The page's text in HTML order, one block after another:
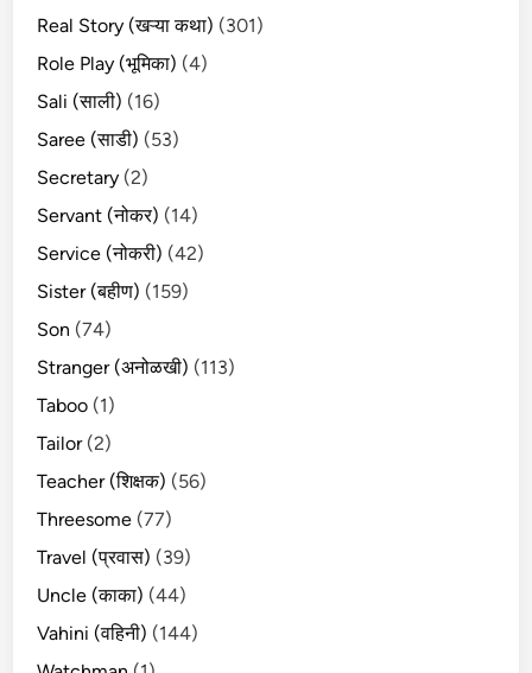
Real Story (खऱ्या कथा) (301)
Role Play (भूमिका) (4)
Sali (साली) (16)
Saree (साडी) (53)
Secretary (2)
Servant (नोकर) (14)
Service (नोकरी) (42)
Sister (बहीण) (159)
Son (74)
Stranger (अनोळखी) (113)
Taboo (1)
Tailor(2)
Teacher (शिक्षक) (56)
Threesome (77)
Travel (प्रवास) (39)
Uncle (काका) (44)
Vahini (वहिनी) (144)